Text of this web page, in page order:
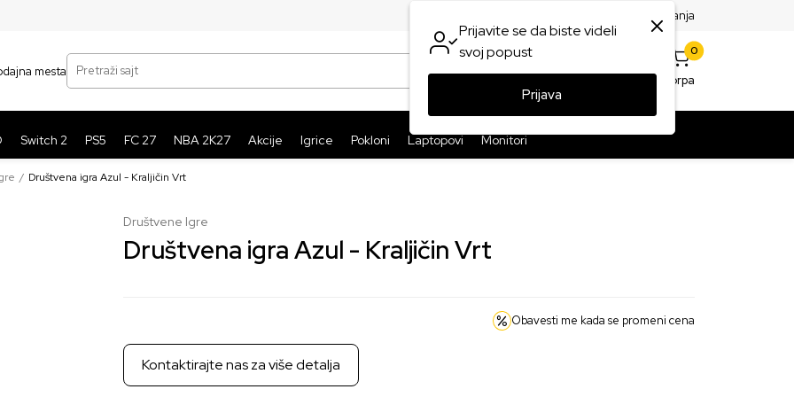
Najčešća pitanja
mesta
Pretraži sajt
Omiljeno
0
Korpa
Switch 2 PS5 FC 27 NBA 2K27 Akcije Igrice Pokloni Laptopovi Monitori
Društvena igra Azul - Kraljičin Vrt
Društvene Igre
Društvena igra Azul - Kraljičin Vrt
Obavesti me kada se promeni cena
Kontaktirajte nas za više detalja
Prijavite se da biste videli
svoj popust
Prijava